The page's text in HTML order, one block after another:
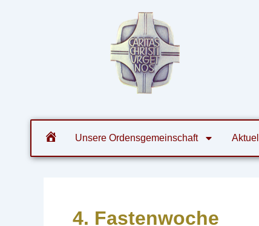
Unsere Ordensgemeinschaft
4. Fastenwoche